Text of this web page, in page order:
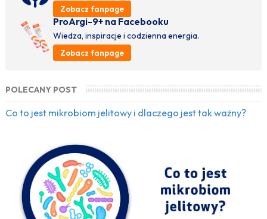
Zobacz fanpage
ProArgi-9+ na Facebooku
Wiedza, inspiracje i codzienna energia.
Zobacz fanpage
POLECANY POST
Co to jest mikrobiom jelitowy i dlaczego jest tak ważny?